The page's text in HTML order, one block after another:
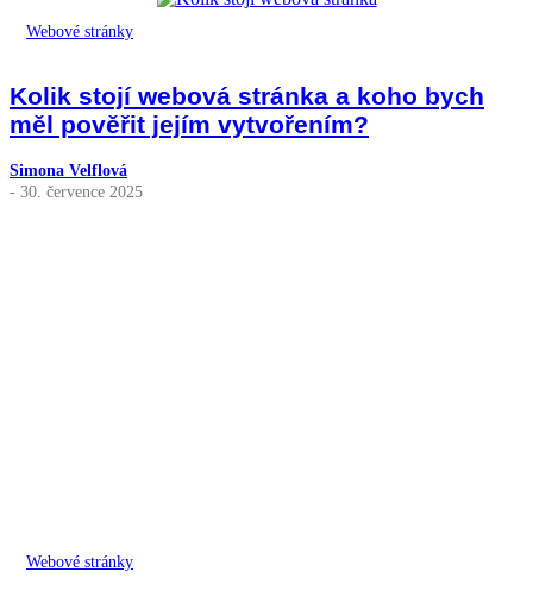
Webové stránky
Kolik stojí webová stránka a koho bych
měl pověřit jejím vytvořením?
Simona Velflová
- 30. července 2025
Webové stránky